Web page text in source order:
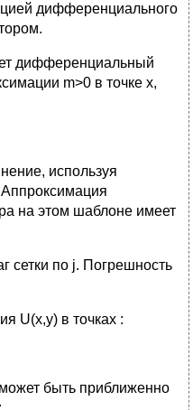
дифференциального
дифференциальный
m>0 в точке x,
используя
на этом шаблоне имеет
сетки по j. Погрешность
U(x,y) в точках :
быть приближенно